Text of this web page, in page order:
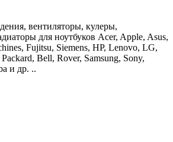
вентиляторы, кулеры,
для ноутбуков Acer, Apple, Asus,
Fujitsu, Siemens, HP, Lenovo, LG,
Bell, Rover, Samsung, Sony,
и др. ..